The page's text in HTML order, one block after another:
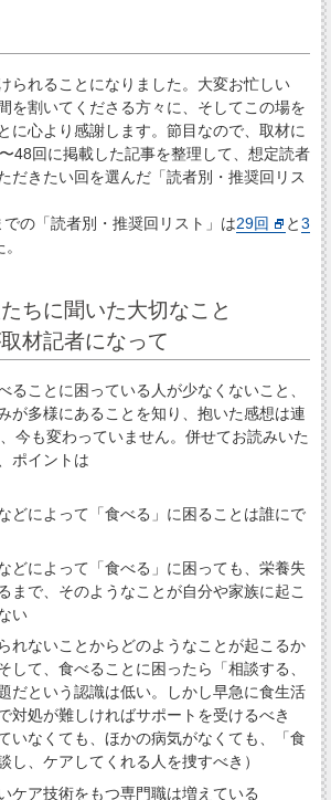
られることになりました。大変お忙しい
を割いてくださる方々に、そしてこの場を
に心より感謝します。節目なので、取材に
48回に掲載した記事を整理して、想定読者
だきたい回を選んだ「読者別・推奨回リス
での「読者別・推奨回リスト」は29回 と3
ちに聞いた大切なこと
材記者になって
ことに困っている人が少なくないこと、
が多様にあることを知り、抱いた感想は連
今も変わっていません。併せてお読みいた
ポイントは
どによって「食べる」に困ることは誰にで
どによって「食べる」に困っても、栄養失
まで、そのようなことが自分や家族に起こ
い
れないことからどのようなことが起こるか
して、食べることに困ったら「相談する、
だという認識は低い。しかし早急に食生活
対処が難しければサポートを受けるべき
いなくても、ほかの病気がなくても、「食
し、ケアしてくれる人を捜すべき）
ケア技術をもつ専門職は増えている